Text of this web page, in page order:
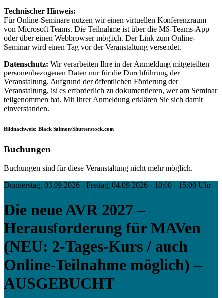
Technischer Hinweis:
Für Online-Seminare nutzen wir einen virtuellen Konferenzraum
von Microsoft Teams. Die Teilnahme ist über die MS-Teams-App
oder über einen Webbrowser möglich. Der Link zum Online-
Seminar wird einen Tag vor der Veranstaltung versendet.
Datenschutz: Wir verarbeiten Ihre in der Anmeldung mitgeteilten
personenbezogenen Daten nur für die Durchführung der
Veranstaltung. Aufgrund der öffentlichen Förderung der
Veranstaltung, ist es erforderlich zu dokumentieren, wer am Seminar
teilgenommen hat. Mit Ihrer Anmeldung erklären Sie sich damit
einverstanden.
Bildnachweis: Black Salmon/Shutterstock.com
Buchungen
Buchungen sind für diese Veranstaltung nicht mehr möglich.
Donnerstag, 03.09.2026 - Freitag, 04.09.2026 - 10:00 - 15:00 Uhr
Die neue AVR 2027 –
Herausforderung für MAVen
(NEU: 2-Tages-Kurs / auch
Online-Teilnahme möglich) –
AUSGEBUCHT